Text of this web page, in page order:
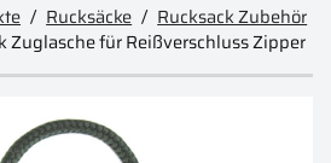
Rucksäcke
Rucksack Zubehör
Zuglasche für Reißverschluss Zipper